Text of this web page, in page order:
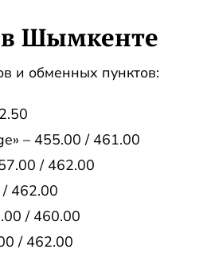
в Шымкенте
и обменных пунктов:
– 455.00 / 461.00
/ 462.00
462.00
/ 460.00
/ 462.00